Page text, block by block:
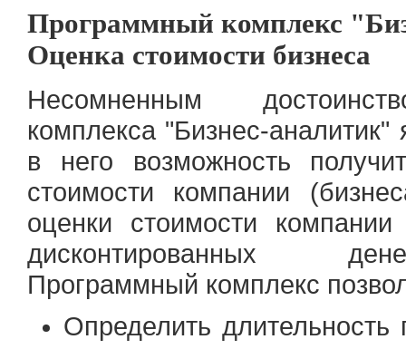
Программный комплекс
Оценка стоимости бизнеса
Несомненным
комплекса "Бизнес-аналитик"
в него возможность
стоимости компании
оценки стоимости компании
дисконтированных
Программный комплекс
Определить длительность